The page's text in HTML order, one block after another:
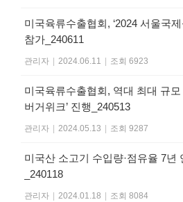
미국육류수출협회, ‘2024 서울국
참가_240611
관리자 2024.06.11 조회 6923
미국육류수출협회, 역대 최대 규모
버거위크’ 진행_240513
관리자 2024.05.13 조회 9287
미국산 소고기 수입량·점유율 7년
_240118
관리자 2024.01.18 조회 8084